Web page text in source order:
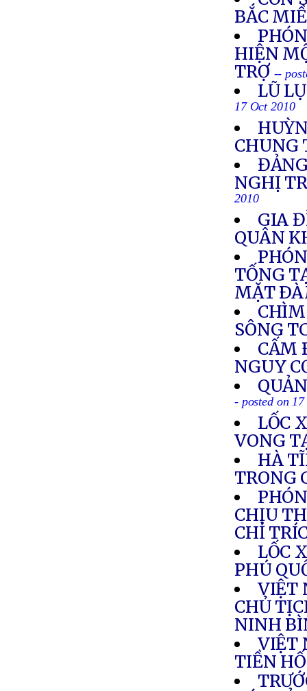
BẮC
HIỆN
TRỢ --
LŨ
17 Oct 2010
CHUNG
NGHỊ
2010
GIA
QUÂN
TỐNG
MẶT
SÔNG
CẤM
NGUY
- posted on
LỐC
VONG
HÀ
TRONG
CHỊU
CHỈ
LỐC
PHÚ
VIỆT
CHỦ
NINH
VIỆT
TIỀN